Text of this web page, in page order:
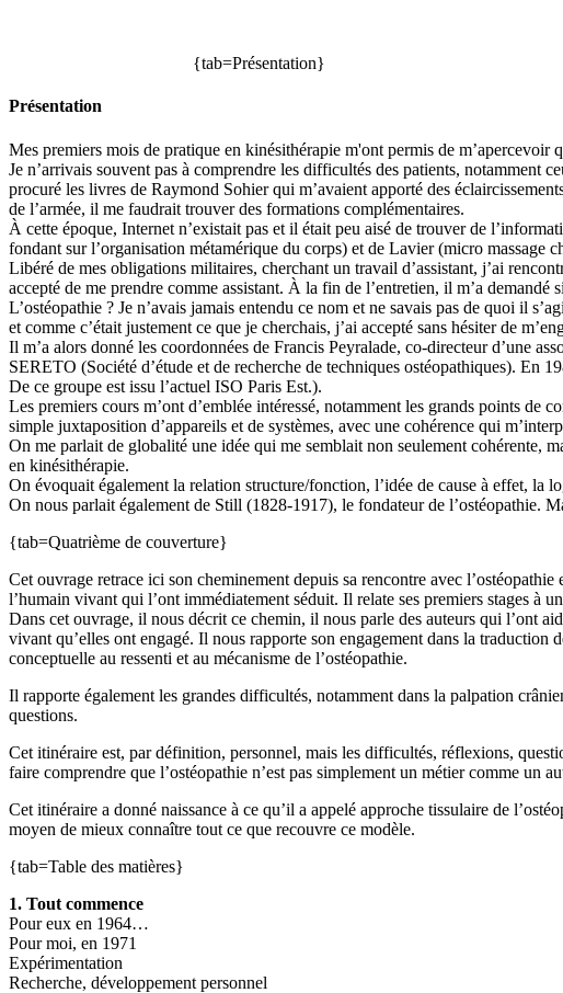
{tab=Présentation}
Présentation
Mes premiers mois de pratique en kinésithérapie m'ont permis de m’apercevoir
Je n’arrivais souvent pas à comprendre les difficultés des patients, notamment
procuré les livres de Raymond Sohier qui m’avaient apporté des
de l’armée, il me faudrait trouver des formations complémentaires.
À cette époque, Internet n’existait pas et il était peu aisé de trouver de
fondant sur l’organisation métamérique du corps) et de Lavier (micro massage
Libéré de mes obligations militaires, cherchant un travail d’assistant, j’ai
accepté de me prendre comme assistant. À la fin de l’entretien, il m’a demandé
L’ostéopathie ? Je n’avais jamais entendu ce nom et ne savais pas de quoi il
et comme c’était justement ce que je cherchais, j’ai accepté sans hésiter de
Il m’a alors donné les coordonnées de Francis Peyralade, co-directeur d’une
SERETO (Société d’étude et de recherche de techniques ostéopathiques). En
De ce groupe est issu l’actuel ISO Paris Est.).
Les premiers cours m’ont d’emblée intéressé, notamment les grands points de
simple juxtaposition d’appareils et de systèmes, avec une cohérence qui
On me parlait de globalité une idée qui me semblait non seulement cohérente,
en kinésithérapie.
On évoquait également la relation structure/fonction, l’idée de cause à effet,
On nous parlait également de Still (1828-1917), le fondateur de l’ostéopathie.
{tab=Quatrième de couverture}
Cet ouvrage retrace ici son cheminement depuis sa rencontre avec
l’humain vivant qui l’ont immédiatement séduit. Il relate ses premiers stages à
Dans cet ouvrage, il nous décrit ce chemin, il nous parle des auteurs qui l’ont
vivant qu’elles ont engagé. Il nous rapporte son engagement dans la traduction
conceptuelle au ressenti et au mécanisme de l’ostéopathie.
Il rapporte également les grandes difficultés, notamment dans la palpation
questions.
Cet itinéraire est, par définition, personnel, mais les difficultés, réflexions,
faire comprendre que l’ostéopathie n’est pas simplement un métier comme un
Cet itinéraire a donné naissance à ce qu’il a appelé approche tissulaire de
moyen de mieux connaître tout ce que recouvre ce modèle.
{tab=Table des matières}
1. Tout commence
Pour eux en 1964…
Pour moi, en 1971
Expérimentation
Recherche, développement personnel